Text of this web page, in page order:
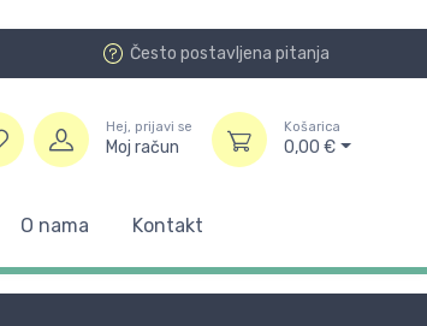
Često postavljena pitanja
Hej, prijavi se
Moj račun
Košarica
0,00 €
O nama Kontakt